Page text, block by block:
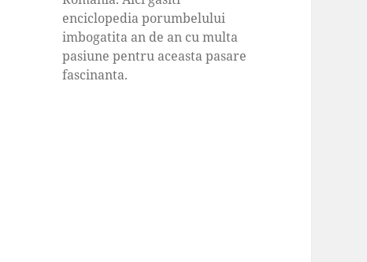
enciclopedia porumbelului
imbogatita an de an cu multa
pasiune pentru aceasta pasare
fascinanta.